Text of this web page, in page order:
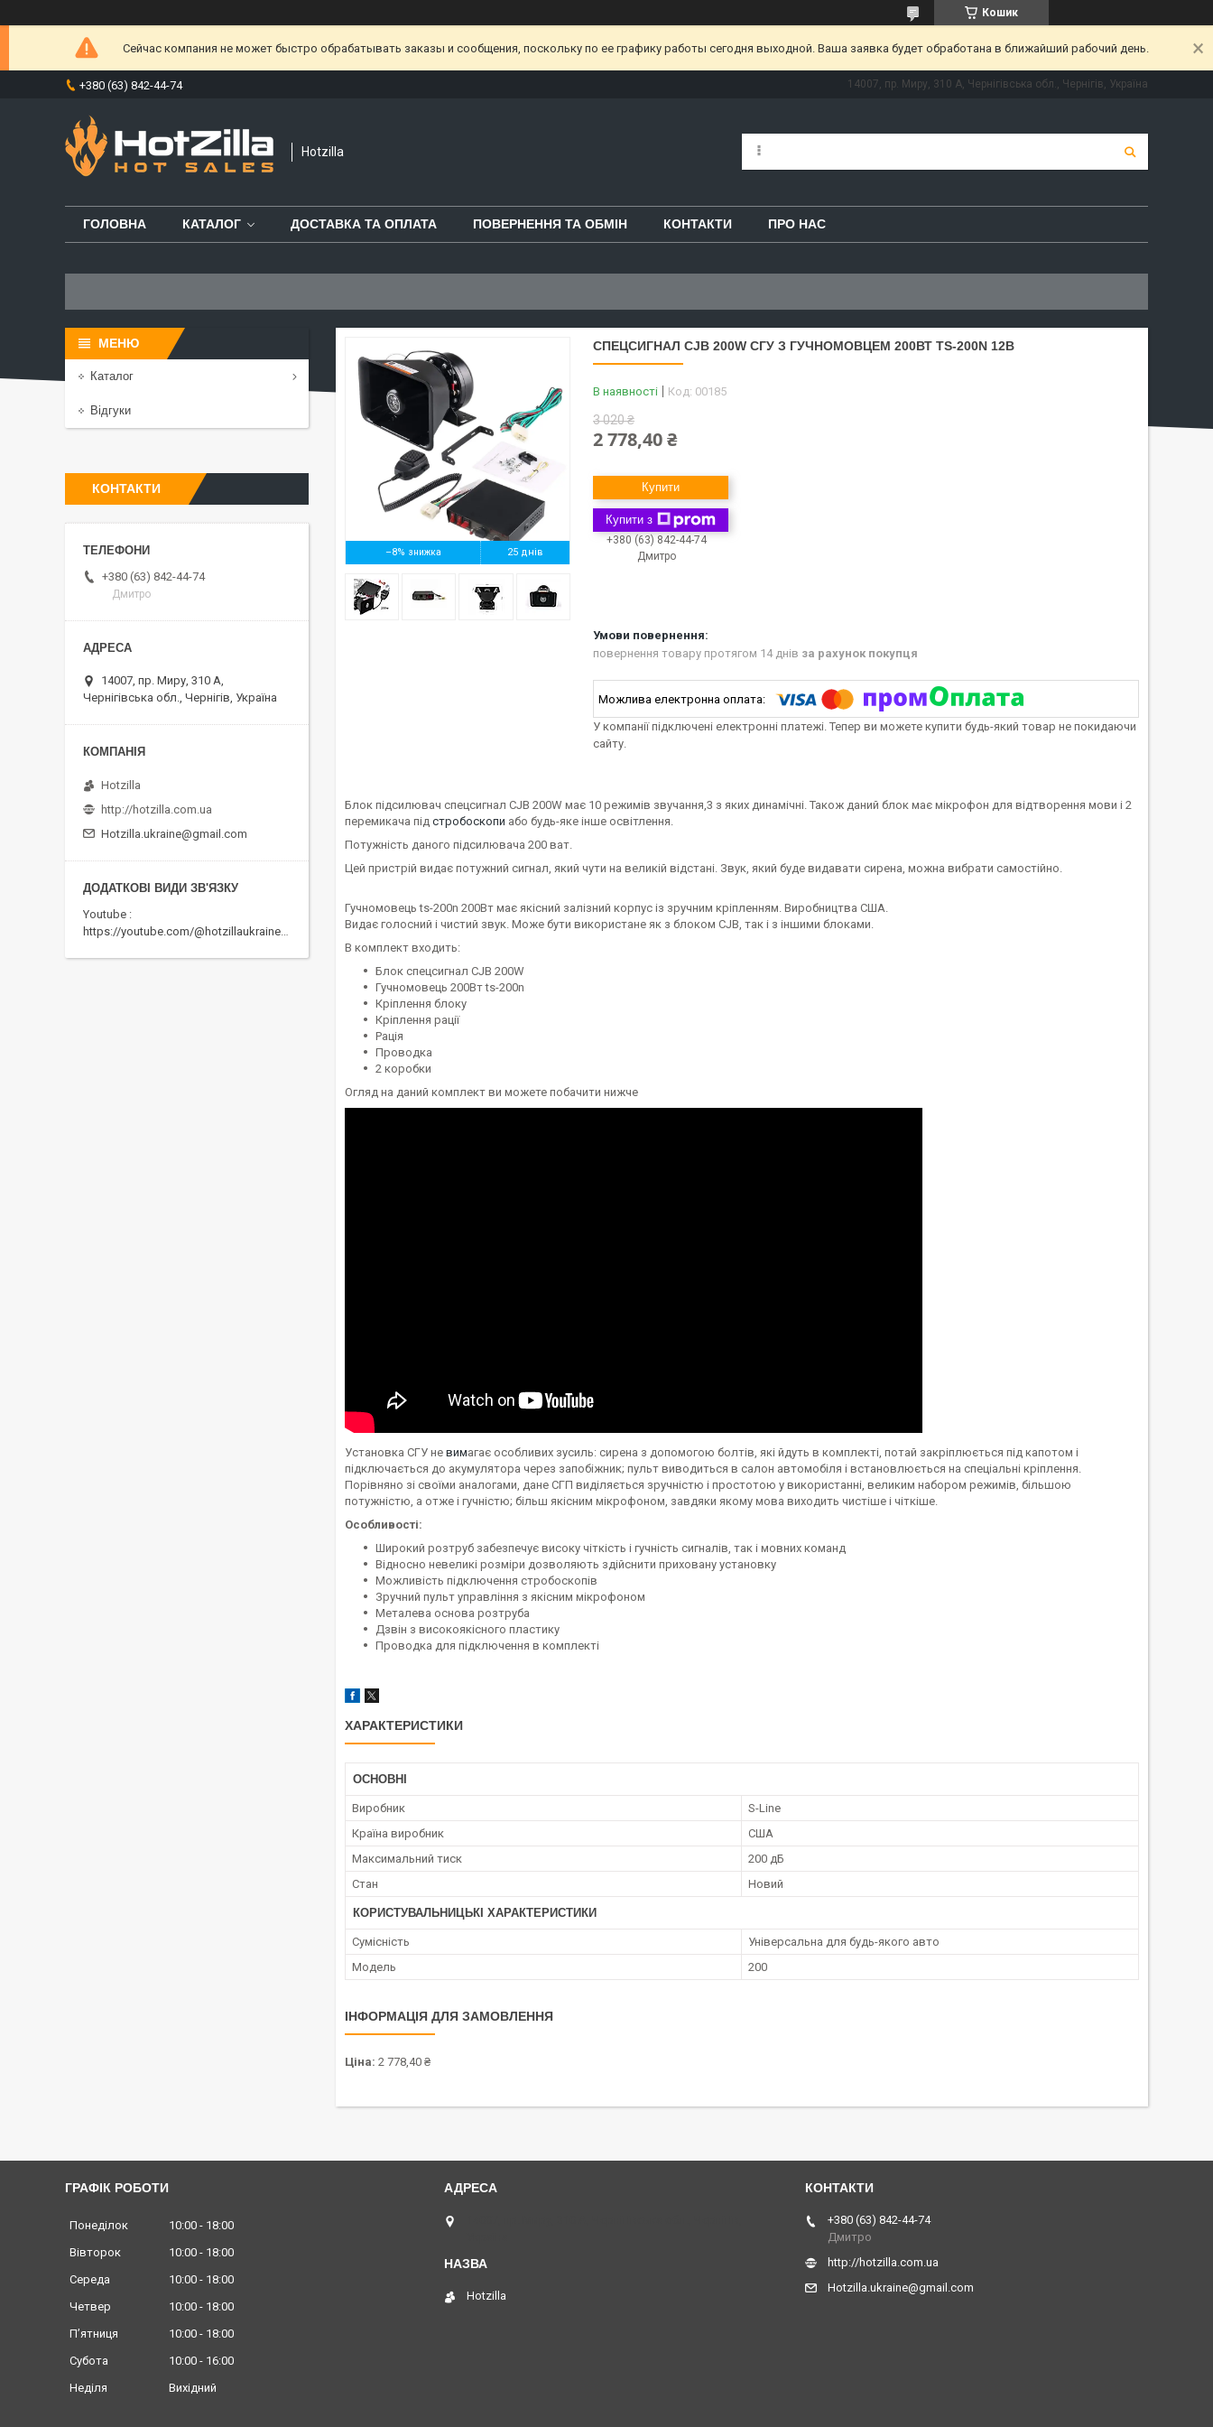
Кошик
Сейчас компания не может быстро обрабатывать заказы и сообщения, поскольку по ее графику работы сегодня выходной. Ваша заявка будет обработана в ближайший рабочий день.
+380 (63) 842-44-74 14007, пр. Миру, 310 А, Чернігівська обл., Чернігів, Україна
Hotzilla
ГОЛОВНА КАТАЛОГ ДОСТАВКА ТА ОПЛАТА ПОВЕРНЕННЯ ТА ОБМІН КОНТАКТИ ПРО НАС
–8% 25 днів
СПЕЦСИГНАЛ CJB 200W СГУ З ГУЧНОМОВЦЕМ 200ВТ TS-200N 12В
В наявності Код: 00185
3 020 ₴
2 778,40 ₴
Купити
Купити з
+380 (63) 842-44-74
Дмитро
повернення товару протягом 14 днів за рахунок покупця
У компанії підключені електронні платежі. Тепер ви можете купити будь-який товар не покидаючи
сайту.
Блок підсилювач спецсигнал CJB 200W має 10 режимів звучання,3 з яких динамічні. Також даний блок має мікрофон для відтворення мови і 2
перемикача під стробоскопи або будь-яке інше освітлення.
Потужність даного підсилювача 200 ват.
Цей пристрій видає потужний сигнал, який чути на великій відстані. Звук, який буде видавати сирена, можна вибрати самостійно.
Гучномовець ts-200n 200Вт має якісний залізний корпус із зручним кріпленням. Виробництва США.
Видає голосний і чистий звук. Може бути використане як з блоком CJB, так і з іншими блоками.
В комплект входить:
Блок спецсигнал CJB 200W
Гучномовець 200Вт ts-200n
Кріплення блоку
Кріплення рації
Рація
Проводка
2 коробки
Огляд на даний комплект ви можете побачити нижче
Установка СГУ не вимагає особливих зусиль: сирена з допомогою болтів, які йдуть в комплекті, потай закріплюється під капотом і
підключається до акумулятора через запобіжник; пульт виводиться в салон автомобіля і встановлюється на спеціальні кріплення.
Порівняно зі своїми аналогами, дане СГП виділяється зручністю і простотою у використанні, великим набором режимів, більшою
потужністю, а отже і гучністю; більш якісним мікрофоном, завдяки якому мова виходить чистіше і чіткіше.
Особливості:
Широкий розтруб забезпечує високу чіткість і гучність сигналів, так і мовних команд
Відносно невеликі розміри дозволяють здійснити приховану установку
Можливість підключення стробоскопів
Зручний пульт управління з якісним мікрофоном
Металева основа розтруба
Дзвін з високоякісного пластику
Проводка для підключення в комплекті
ХАРАКТЕРИСТИКИ
ОСНОВНІ
Виробник
S-Line
Країна виробник
США
Максимальний тиск
200 дБ
Стан
Новий
КОРИСТУВАЛЬНИЦЬКІ ХАРАКТЕРИСТИКИ
Сумісність
Універсальна для будь-якого авто
Модель
200
ІНФОРМАЦІЯ ДЛЯ ЗАМОВЛЕННЯ
Ціна: 2 778,40 ₴
Каталог
Відгуки
КОНТАКТИ
+380 (63) 842-44-74
Дмитро
14007, пр. Миру, 310 А,
Чернігівська обл., Чернігів, Україна
Hotzilla
http://hotzilla.com.ua
Hotzilla.ukraine@gmail.com
Youtube
https://youtube.com/@hotzillaukraine818
ГРАФІК РОБОТИ
Понеділок 10:00
18:00
Вівторок
10:00
18:00
Середа
10:00
18:00
Четвер
10:00
18:00
Пʼятниця
10:00
18:00
Субота
10:00
16:00
Неділя
Вихідний
Hotzilla
+380 (63) 842-44-74
Дмитро
http://hotzilla.com.ua
Hotzilla.ukraine@gmail.com